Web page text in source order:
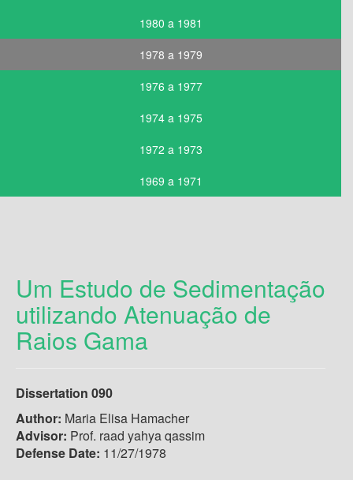
1980 a 1981
1978 a 1979
1976 a 1977
1974 a 1975
1972 a 1973
1969 a 1971
Um Estudo de Sedimentação
utilizando Atenuação de
Raios Gama
Dissertation 090
Author: Maria Elisa Hamacher
Advisor: Prof. raad yahya qassim
Defense Date: 11/27/1978